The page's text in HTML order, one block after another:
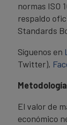
normas ISO
respaldo
Standards
Síguenos en
Twitter),
Metodología
El valor de
económico